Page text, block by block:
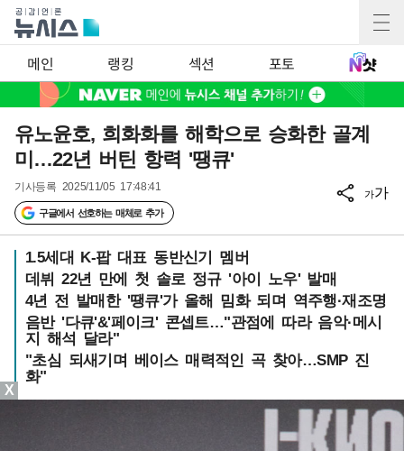
메인 랭킹 섹션 포토
유노윤호, 희화화를 해학으로 승화한 골계
미…22년 버틴 항력 '땡큐'
기사등록 2025/11/05 17:48:41
구글에서 선호하는 매체로 추가
가가
1.5세대 K-팝 대표 동반신기 멤버
데뷔 22년 만에 첫 솔로 정규 '아이 노우' 발매
4년 전 발매한 '땡큐'가 올해 밈화 되며 역주행·재조명
음반 '다큐'&'페이크' 콘셉트…"관점에 따라 음악·메시
지 해석 달라"
"초심 되새기며 베이스 매력적인 곡 찾아…SMP 진
화"
X